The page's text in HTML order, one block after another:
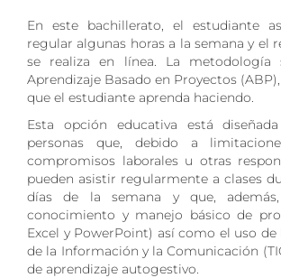
En este bachillerato, el estudiante
regular algunas horas a la semana y el
se realiza en línea. La metodología
Aprendizaje Basado en Proyectos
que el estudiante aprenda haciendo.
Esta opción educativa está
personas que, debido a
compromisos laborales u otras
pueden asistir regularmente a clases
días de la semana y que,
conocimiento y manejo básico de
Excel y PowerPoint) así como el uso de
de la Información y la Comunicación
de aprendizaje autogestivo.